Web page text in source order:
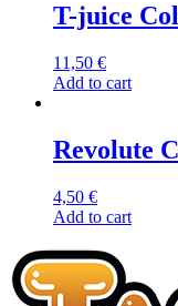
T-juice
11,50 €
Add to cart
Revolute
4,50 €
Add to cart